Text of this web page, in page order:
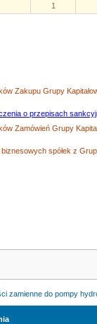
1
Zakupu Grupy
o przepisach
Zamówień Grupy
spółek z
zamienne do pompy